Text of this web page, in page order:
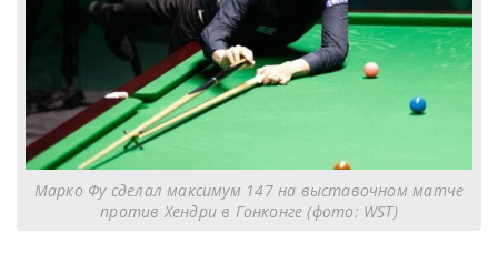
Марко Фу сделал максимум 147 на выставочном матче
против Хендри в Гонконге (фото: WST)